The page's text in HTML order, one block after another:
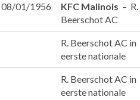
08/01/1956 KFC Malinois – R.
Beerschot AC
R. Beerschot AC in
eerste nationale
R. Beerschot AC in
eerste nationale